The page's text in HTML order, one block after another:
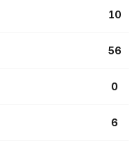
10
56
0
6